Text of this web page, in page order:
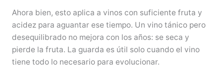
Ahora bien, esto aplica a vinos con suficiente fruta y
acidez para aguantar ese tiempo. Un vino tánico pero
desequilibrado no mejora con los años: se seca y
pierde la fruta. La guarda es útil solo cuando el vino
tiene todo lo necesario para evolucionar.